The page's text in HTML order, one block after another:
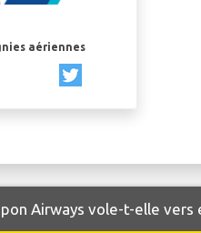
aériennes
Airways vole-t-elle vers